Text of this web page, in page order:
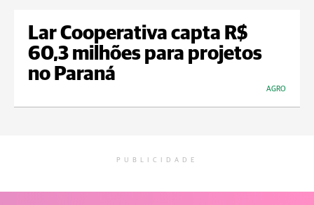
Lar Cooperativa capta R$
60,3 milhões para projetos
no Paraná
AGRO
PUBLICIDADE